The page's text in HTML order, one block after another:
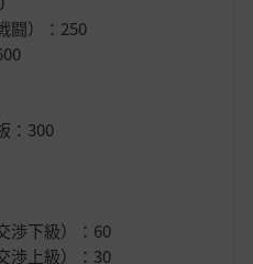
闘）：250
：300
渉下級）：60
渉上級）：30